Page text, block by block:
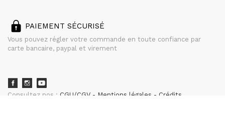
PAIEMENT SÉCURISÉ
Vous pouvez régler votre commande en toute confiance par
carte bancaire, paypal et virement
Consultez nos : CGU/CGV Mentions légales
Crédits